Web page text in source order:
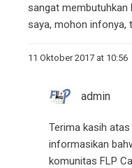
sangat membutuhkan
saya, mohon infonya,
11 Oktober 2017 at 10:56
admin
Terima kasih
informasikan
komunitas FLP